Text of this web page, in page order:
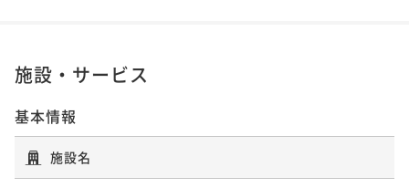
施設・サービス
基本情報
施設名